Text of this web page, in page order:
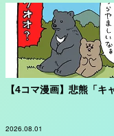
【4コマ漫画】悲熊「キ
2026.08.01